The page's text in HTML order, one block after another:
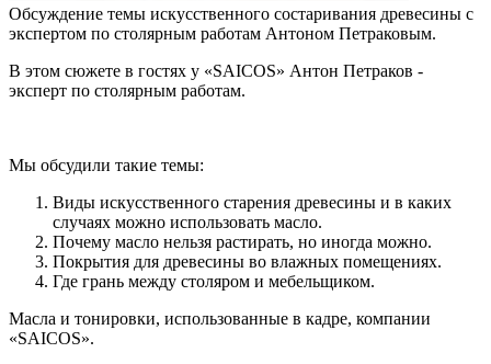
Обсуждение темы искусственного состаривания древесины с
экспертом по столярным работам Антоном Петраковым.
В этом сюжете в гостях у «SAICOS» Антон Петраков -
эксперт по столярным работам.
Мы обсудили такие темы:
Виды искусственного старения древесины и в каких
случаях можно использовать масло.
Почему масло нельзя растирать, но иногда можно.
Покрытия для древесины во влажных помещениях.
Где грань между столяром и мебельщиком.
Масла и тонировки, использованные в кадре, компании
«SAICOS».